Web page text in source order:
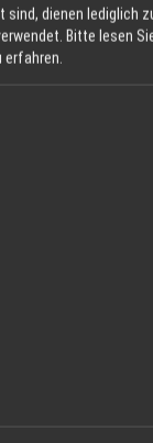
erleben Sie
und
32° / 19°
sind, dienen lediglich
Bitte lesen
erfahren.